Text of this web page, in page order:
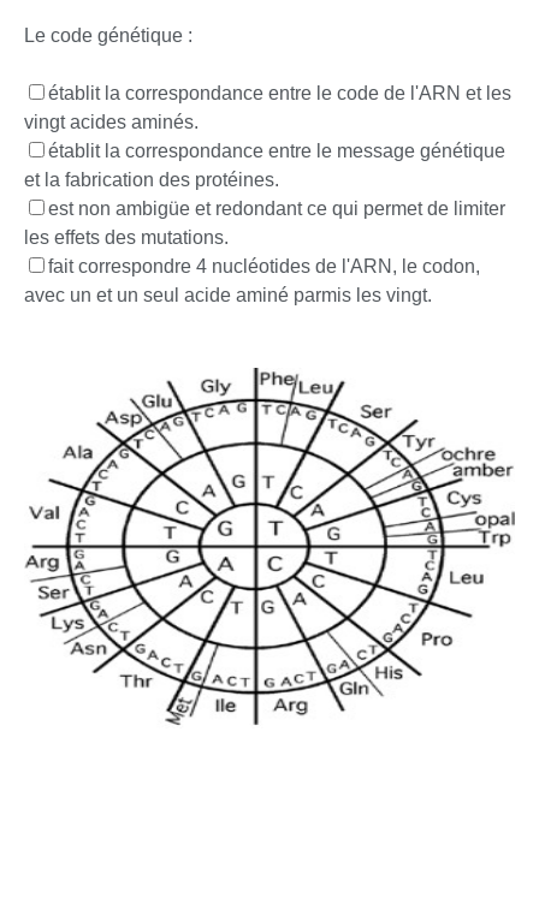
Le code génétique :
établit la correspondance entre le code de l'ARN et les
vingt acides aminés.
établit la correspondance entre le message génétique
et la fabrication des protéines.
est non ambigüe et redondant ce qui permet de limiter
les effets des mutations.
fait correspondre 4 nucléotides de l'ARN, le codon,
avec un et un seul acide aminé parmis les vingt.